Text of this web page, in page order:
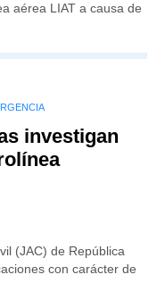
aérea LIAT a causa de
investigan
(JAC) de República
con carácter de